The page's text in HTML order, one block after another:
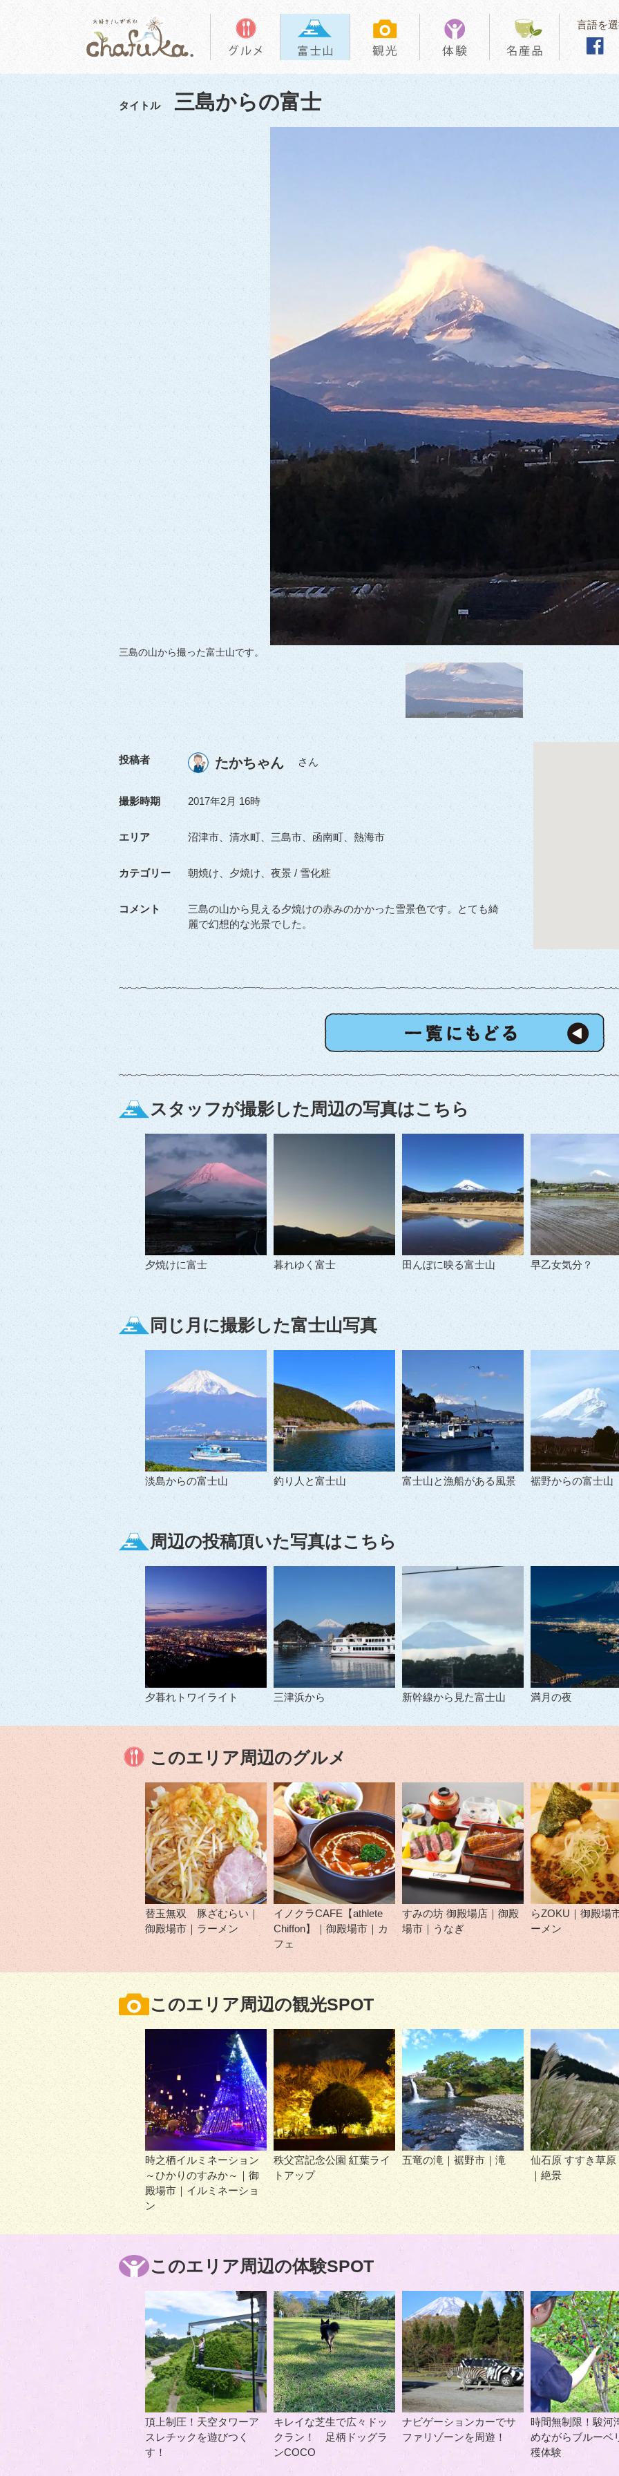
言語を
タイトル 三島からの富士
三島の山から撮った富士山です。
投稿者 たかちゃん さん
撮影時期 2017年2月 16時
エリア 沼津市、清水町、三島市、函南町、熱海市
カテゴリー 朝焼け、夕焼け、夜景 / 雪化粧
コメント
三島の山から見える夕焼けの赤みのかかった雪景色です。とても綺
麗で幻想的な光景でした。
スタッフが撮影した周辺の写真はこちら
夕焼けに富士 暮れゆく富士 田んぼに映る富士山 早乙女気分？
同じ月に撮影した富士山写真
淡島からの富士山 釣り人と富士山 富士山と漁船がある風景 裾野からの富士山
周辺の投稿頂いた写真はこちら
夕暮れトワイライト 三津浜から 新幹線から見た富士山 満月の夜
このエリア周辺のグルメ
替玉無双 豚ざむらい｜
御殿場市｜ラーメン
イノクラCAFE【athlete
Chiffon】｜御殿場市｜カ
フェ
すみの坊 御殿場店｜御殿
場市｜うなぎ
らZOKU｜御殿場
ーメン
このエリア周辺の観光SPOT
時之栖イルミネーション
～ひかりのすみか～｜御
殿場市｜イルミネーショ
ン
秩父宮記念公園 紅葉ライ
トアップ
五竜の滝｜裾野市｜滝
仙石原 すすき草原
｜絶景
このエリア周辺の体験SPOT
頂上制圧！天空タワーア
スレチックを遊びつく
す！
キレイな芝生で広々ドッ
クラン！ 足柄ドッグラ
ンCOCO
ナビゲーションカーでサ
ファリゾーンを周遊！
時間無制限！駿河
めながらブルーベ
穫体験